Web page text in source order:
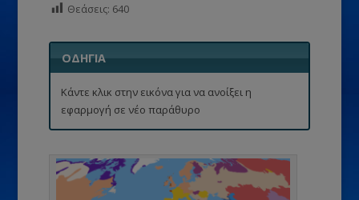
Θεάσεις: 640
ΟΔΗΓΙΑ
Κάντε κλικ στην εικόνα για να ανοίξει η
εφαρμογή σε νέο παράθυρο